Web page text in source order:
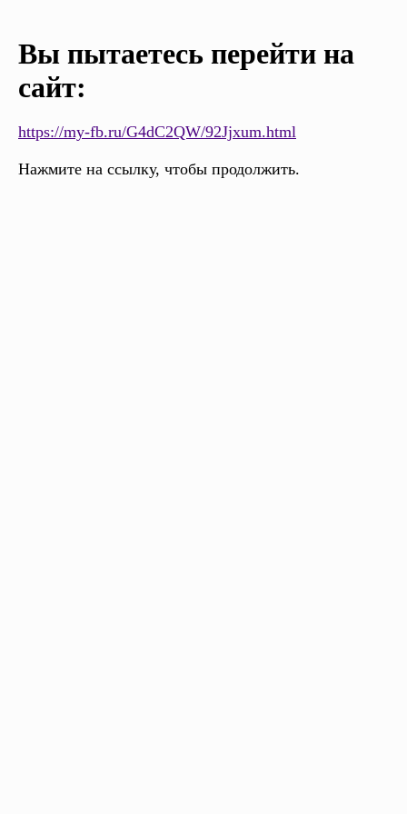
Вы пытаетесь перейти на
сайт:
https://my-fb.ru/G4dC2QW/92Jjxum.html
Нажмите на ссылку, чтобы продолжить.